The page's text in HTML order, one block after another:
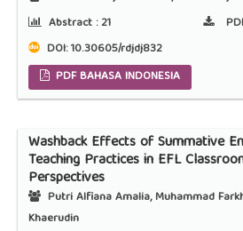
Abstract :21
DOI:10.30605/rdjdj832
PDF BAHASA INDONESIA
Washback Effects of Summative
Teaching Practices in EFL
Perspectives
Putri Alfiana Amalia, Muhammad
Khaerudin